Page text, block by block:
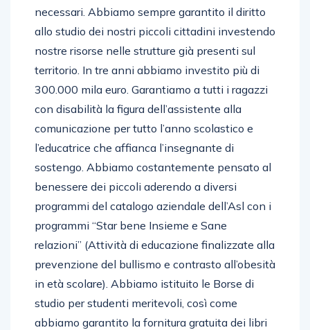
necessari. Abbiamo sempre garantito il diritto
allo studio dei nostri piccoli cittadini investendo
nostre risorse nelle strutture già presenti sul
territorio. In tre anni abbiamo investito più di
300.000 mila euro. Garantiamo a tutti i ragazzi
con disabilità la figura dell’assistente alla
comunicazione per tutto l’anno scolastico e
l’educatrice che affianca l’insegnante di
sostengo. Abbiamo costantemente pensato al
benessere dei piccoli aderendo a diversi
programmi del catalogo aziendale dell’Asl con i
programmi “Star bene Insieme e Sane
relazioni” (Attività di educazione finalizzate alla
prevenzione del bullismo e contrasto all’obesità
in età scolare). Abbiamo istituito le Borse di
studio per studenti meritevoli, così come
abbiamo garantito la fornitura gratuita dei libri